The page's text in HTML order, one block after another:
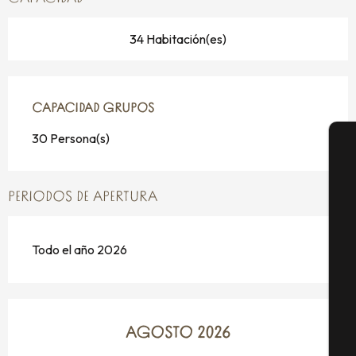
34 Habitación(es)
CAPACIDAD GRUPOS
CAPACIDAD GRUPOS
30 Persona(s)
PERIODOS DE APERTURA
Todo el año 2026
AGOSTO 2026